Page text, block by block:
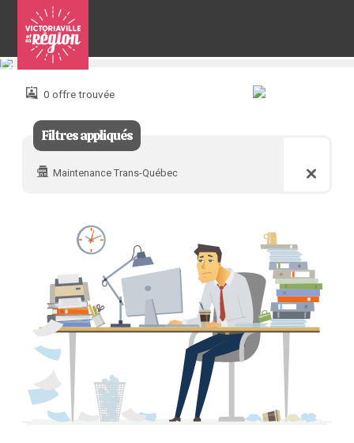
Pour
joindre 0 offre trouvée
Filtres appliqués
Maintenance Trans-Québec